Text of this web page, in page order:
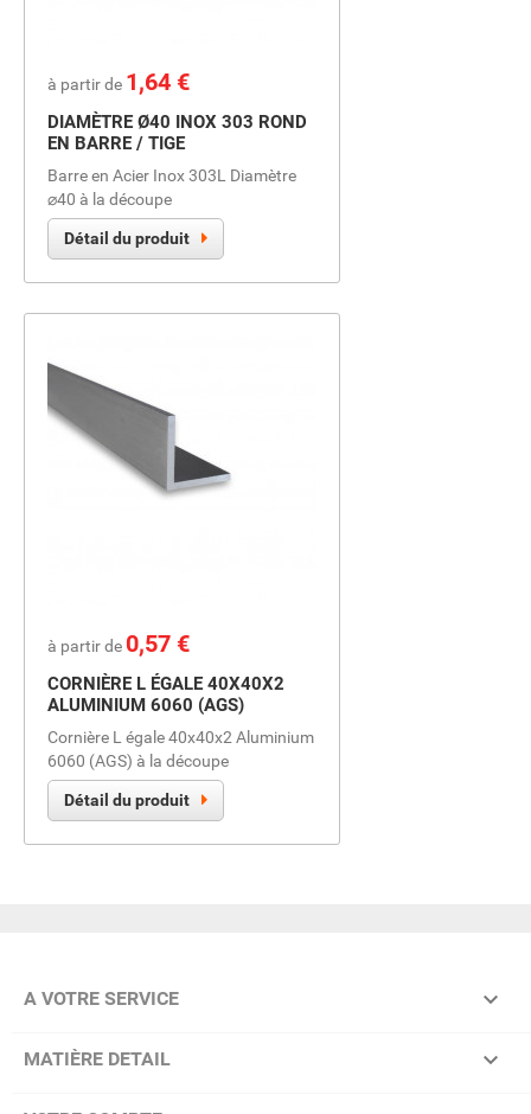
à partir de Prix
1,64 €
DIAMÈTRE Ø40 INOX 303 ROND
EN BARRE / TIGE
Barre en Acier Inox 303L Diamètre
⌀40 à la découpe
Détail du produit
à partir de Prix
0,57 €
CORNIÈRE L ÉGALE 40X40X2
ALUMINIUM 6060 (AGS)
Cornière L égale 40x40x2 Aluminium
6060 (AGS) à la découpe
Détail du produit
A VOTRE SERVICE 
MATIÈRE DETAIL 